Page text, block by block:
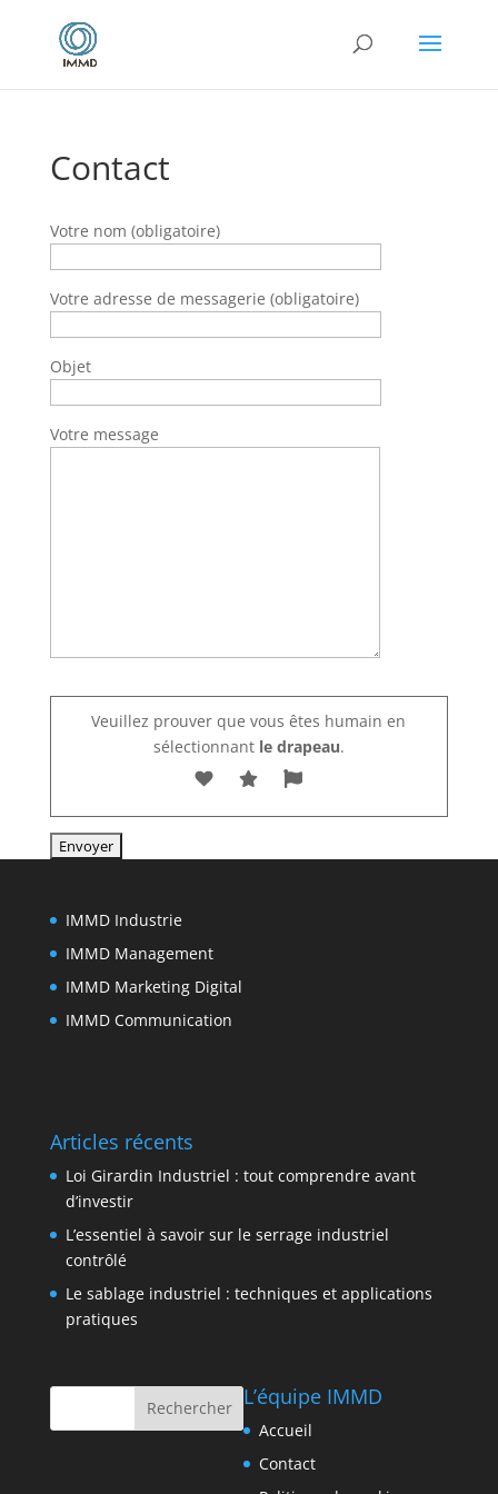
Contact
Votre nom (obligatoire)
Votre adresse de messagerie (obligatoire)
Objet
Votre message
Veuillez laisser ce champ vide.
Veuillez prouver que vous êtes humain en
sélectionnantle drapeau.
IMMD Industrie
IMMD Management
IMMD Marketing Digital
IMMD Communication
Articles récents
Loi Girardin Industriel : tout comprendre avant
d’investir
L’essentiel à savoir sur le serrage industriel
contrôlé
Le sablage industriel : techniques et applications
pratiques
L’équipe IMMD
Accueil
Contact